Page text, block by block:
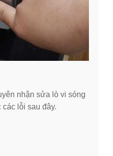
nhận sửa lò vi sóng
lỗi sau đây.